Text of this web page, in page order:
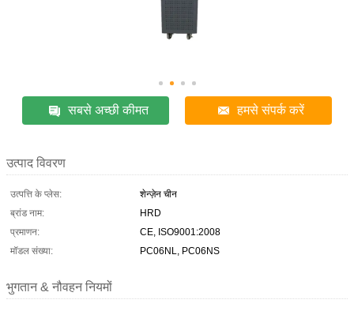
सबसे अच्छी कीमत हमसे संपर्क करें
उत्पाद विवरण
उत्पत्ति के प्लेस:
शेन्ज़ेन चीन
ब्रांड नाम:
HRD
प्रमाणन:
CE, ISO9001:2008
मॉडल संख्या:
PC06NL, PC06NS
भुगतान & नौवहन नियमों